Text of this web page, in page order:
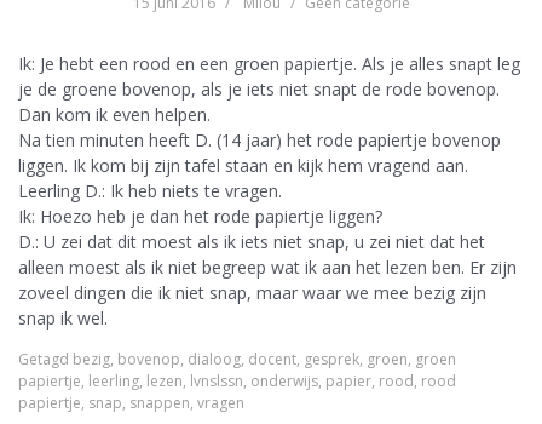
Ik: Je hebt een rood en een groen papiertje. Als je alles snapt leg
je de groene bovenop, als je iets niet snapt de rode bovenop.
Dan kom ik even helpen.
Na tien minuten heeft D. (14 jaar) het rode papiertje bovenop
liggen. Ik kom bij zijn tafel staan en kijk hem vragend aan.
Leerling D.: Ik heb niets te vragen.
Ik: Hoezo heb je dan het rode papiertje liggen?
D.: U zei dat dit moest als ik iets niet snap, u zei niet dat het
alleen moest als ik niet begreep wat ik aan het lezen ben. Er zijn
zoveel dingen die ik niet snap, maar waar we mee bezig zijn
snap ik wel.
Getagd bezig, bovenop, dialoog, docent, gesprek, groen, groen
papiertje, leerling, lezen, lvnslssn, onderwijs, papier, rood, rood
papiertje, snap, snappen, vragen